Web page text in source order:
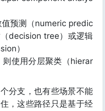
预测（numeric predic
decision tree）或逻辑
）
使用分层聚类（hierar
分支，也有些场景不能
，这些路径只是基于经